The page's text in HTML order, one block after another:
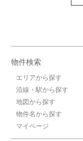
物件検索
エリアから探す
沿線・駅から探す
地図から探す
物件名から探す
マイページ